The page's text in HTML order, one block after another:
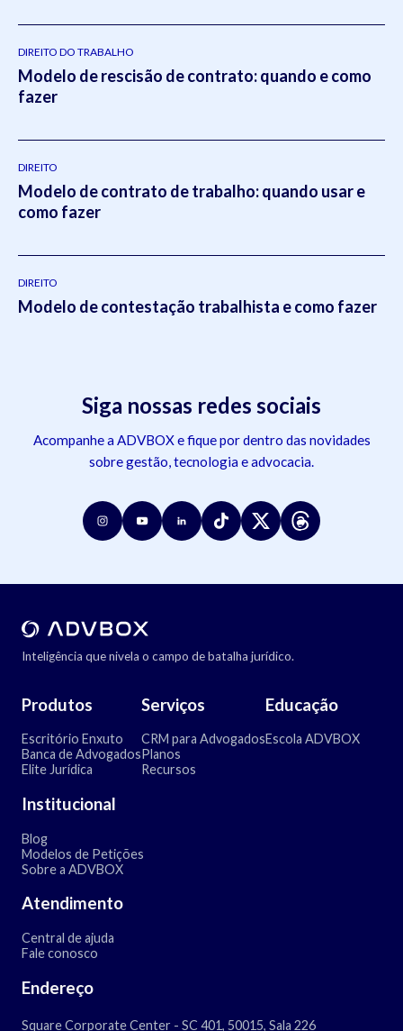
DIREITO DO TRABALHO
Modelo de rescisão de contrato: quando e como
fazer
DIREITO
Modelo de contrato de trabalho: quando usar e
como fazer
DIREITO
Modelo de contestação trabalhista e como fazer
Siga nossas redes sociais
Acompanhe a ADVBOX e fique por dentro das novidades
sobre gestão, tecnologia e advocacia.
Inteligência que nivela o campo de batalha jurídico.
Produtos
Escritório Enxuto
Banca de Advogados
Elite Jurídica
Serviços
CRM para Advogados
Planos
Recursos
Educação
Escola ADVBOX
Institucional
Blog
Modelos de Petições
Sobre a ADVBOX
Atendimento
Central de ajuda
Fale conosco
Endereço
Square Corporate Center - SC 401, 50015, Sala 226